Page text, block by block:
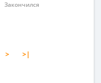
Закончился
> >|